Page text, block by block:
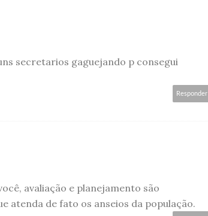
secretarios gaguejando p consegui
Responder
avaliação e planejamento são
atenda de fato os anseios da população.